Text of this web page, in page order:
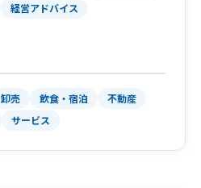
経営アドバイス
卸売 飲食・宿泊
不動産
サービス